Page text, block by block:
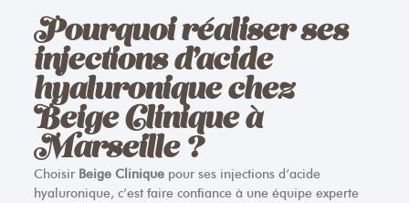
Pourquoi réaliser ses
injections d’acide
hyaluronique chez
Beige Clinique à
Marseille ?
Choisir Beige Cliniquepour ses injections d’acide
hyaluronique, c’est faire confiance à une équipe experte